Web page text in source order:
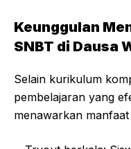
Keunggulan
SNBT di Dausa
Selain kurikulum
pembelajaran yang
menawarkan